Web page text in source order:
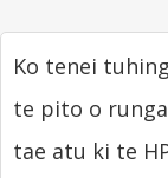
Ko tenei
te pito o
tae atu ki te